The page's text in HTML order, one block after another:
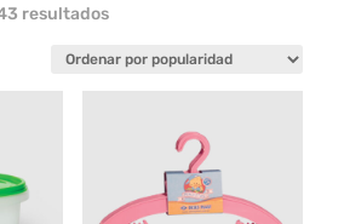
resultadosOrdenado
popularidad